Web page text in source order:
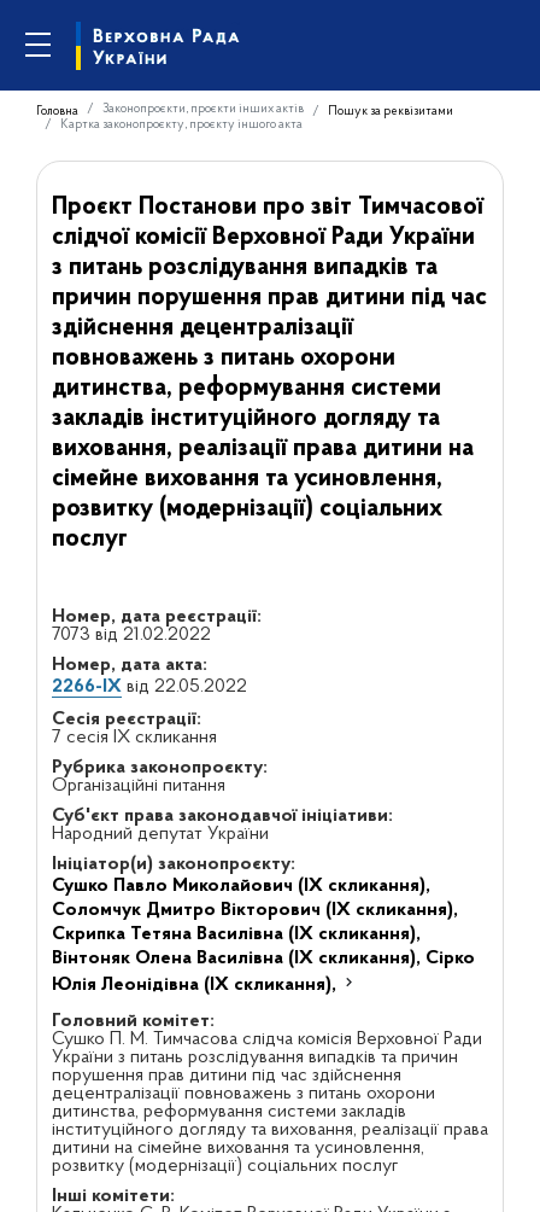
Головна Законопроєкти, проєкти інших актів
Пошук за реквізитами
Картка законопроєкту, проєкту іншого акта
Проєкт Постанови про звіт Тимчасової
слідчої комісії Верховної Ради України
з питань розслідування випадків та
причин порушення прав дитини під час
здійснення децентралізації
повноважень з питань охорони
дитинства, реформування системи
закладів інституційного догляду та
виховання, реалізації права дитини на
сімейне виховання та усиновлення,
розвитку (модернізації) соціальних
послуг
Номер, дата реєстрації:
7073 від 21.02.2022
Номер, дата акта:
2266-IXвід 22.05.2022
Сесія реєстрації:
7 сесія IX скликання
Рубрика законопроєкту:
Організаційні питання
Суб'єкт права законодавчої ініціативи:
Народний депутат України
Ініціатор(и) законопроєкту:
Сушко Павло Миколайович (IX скликання),
Соломчук Дмитро Вікторович (IX скликання),
Скрипка Тетяна Василівна (IX скликання),
Вінтоняк Олена Василівна (IX скликання), Сірко
Юлія Леонідівна (IX скликання),
Головний комітет:
Сушко П. М. Тимчасова слідча комісія Верховної Ради
України з питань розслідування випадків та причин
порушення прав дитини під час здійснення
децентралізації повноважень з питань охорони
дитинства, реформування системи закладів
інституційного догляду та виховання, реалізації права
дитини на сімейне виховання та усиновлення,
розвитку (модернізації) соціальних послуг
Інші комітети: